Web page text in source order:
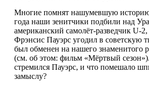
Многие помнят нашумевшую
года наши зенитчики подбили над
американский самолёт-разведчик U-
Фрэнсис Пауэрс угодил в советскую
был обменен на нашего знаменитого
(см. об этом: фильм «Мёртвый
стремился Пауэрс, и что помешало
замыслу?